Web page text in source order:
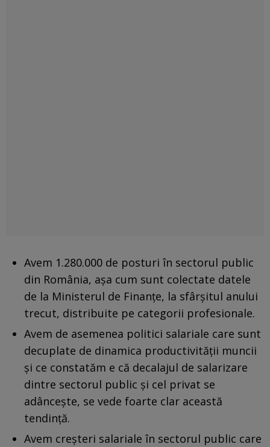
Avem 1.280.000 de posturi în sectorul public
din România, aşa cum sunt colectate datele
de la Ministerul de Finanţe, la sfârşitul anului
trecut, distribuite pe categorii profesionale.
Avem de asemenea politici salariale care sunt
decuplate de dinamica productivităţii muncii
şi ce constatăm e că decalajul de salarizare
dintre sectorul public şi cel privat se
adânceşte, se vede foarte clar această
tendinţă.
Avem creşteri salariale în sectorul public care